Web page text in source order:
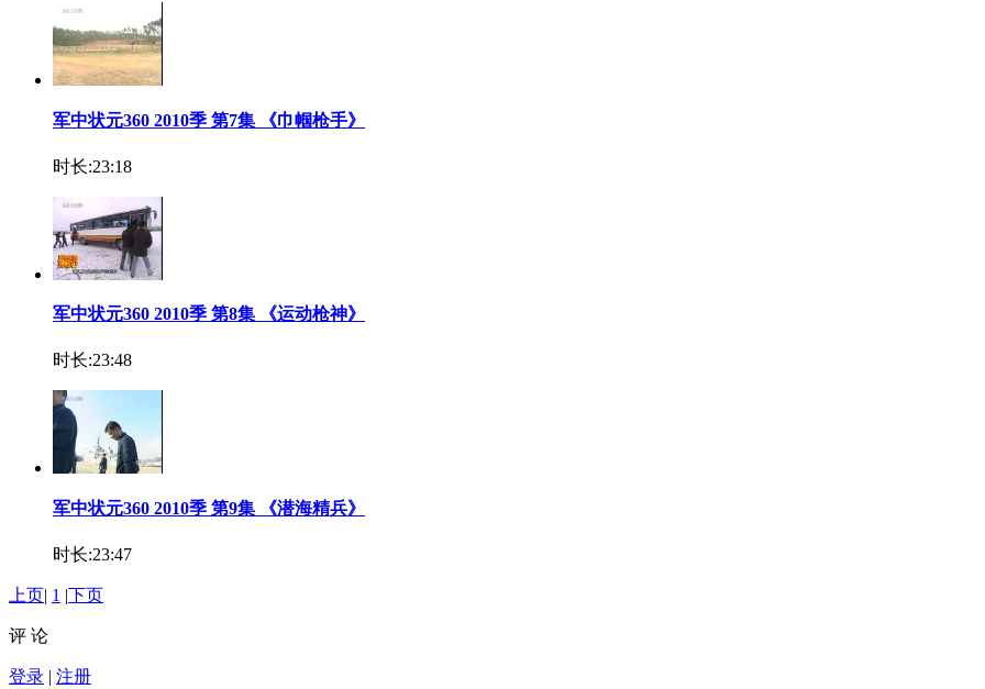
军中状元360 2010季 第7集 《巾帼枪手》
时长:23:18
军中状元360 2010季 第8集 《运动枪神》
时长:23:48
军中状元360 2010季 第9集 《潜海精兵》
时长:23:47
上页| 1 |下页
评 论
登录 | 注册